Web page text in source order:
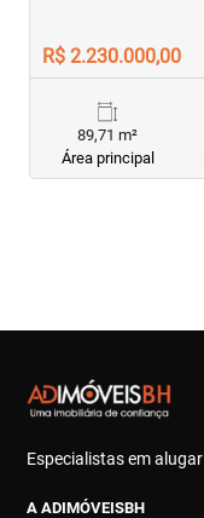
R$ 2.230.000,00
89,71 m²
Área principal
Especialistas em
A ADIMÓVEISBH